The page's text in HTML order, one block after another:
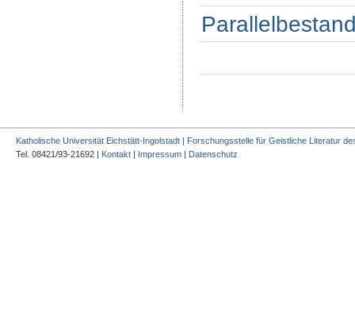
Katholische Universität Eichstätt-Ingolstadt | Forschungsstelle für Geistliche Literatur
Tel. 08421/93-21692 | Kontakt | Impressum | Datenschutz